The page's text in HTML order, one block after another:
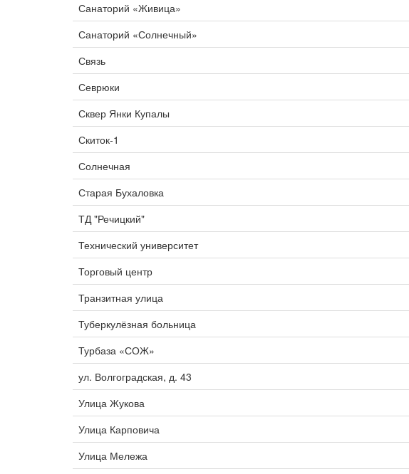
Санаторий «Живица»
Санаторий «Солнечный»
Связь
Севрюки
Сквер Янки Купалы
Скиток-1
Солнечная
Старая Бухаловка
ТД "Речицкий"
Технический университет
Торговый центр
Транзитная улица
Туберкулёзная больница
Турбаза «СОЖ»
ул. Волгоградская, д. 43
Улица Жукова
Улица Карповича
Улица Мележа